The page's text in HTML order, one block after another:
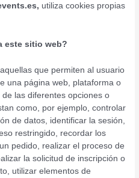
utiliza cookies propias
este sitio web?
que permiten al usuario
una página web, plataforma o
las diferentes opciones o
como, por ejemplo, controlar
de datos, identificar la sesión,
restringido, recordar los
pedido, realizar el proceso de
la solicitud de inscripción o
utilizar elementos de